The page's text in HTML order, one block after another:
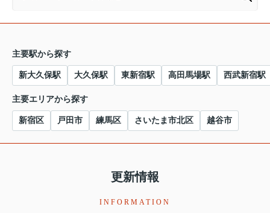
主要駅から探す
新大久保駅 大久保駅 東新宿駅 高田馬場駅 西武新宿駅
主要エリアから探す
新宿区 戸田市 練馬区 さいたま市北区 越谷市
更新情報
INFORMATION